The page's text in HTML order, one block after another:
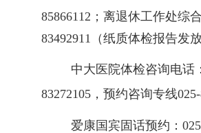
85866112 ；离退休工作处综
83492911（纸质体检报告发
中大医院体检咨询电话：
83272105，预约咨询专线025-
爱康国宾固话预约：